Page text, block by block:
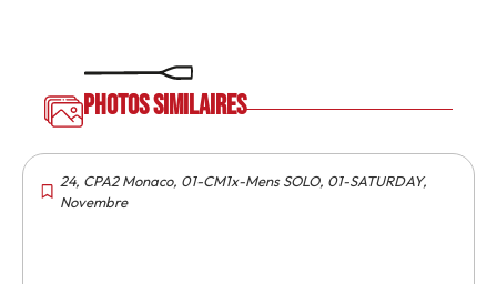
Photos similaires
24, CPA2 Monaco, 01-CM1x-Mens SOLO, 01-SATURDAY,
Novembre